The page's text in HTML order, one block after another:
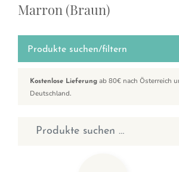
Marron (Braun)
Produkte suchen/filtern
Kostenlose Lieferung ab 80€ nach Österreich
Deutschland.
Suchen nach: